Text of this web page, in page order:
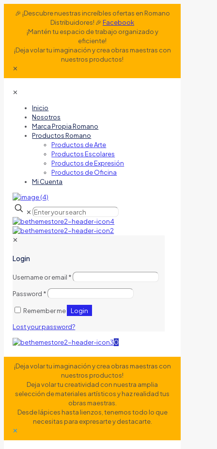
🎉 ¡Descubre nuestras increíbles ofertas en Romano
Distribuidores! 🎉Facebook
¡Mantén tu espacio de trabajo organizado y
eficiente!
¡Deja volar tu imaginación y crea obras maestras con
nuestros productos!
✕
✕
Inicio
Nosotros
Marca Propia Romano
Productos Romano
Productos de Arte
Productos Escolares
Productos de Expresión
Productos de Oficina
Mi Cuenta
✕
✕
Login
Username or email *
Password *
Remember me Login
Lost your password?
0
¡Deja volar tu imaginación y crea obras maestras con
nuestros productos!
Deja volar tu creatividad con nuestra amplia
selección de materiales artísticos y haz realidad tus
obras maestras.
Desde lápices hasta lienzos, tenemos todo lo que
necesitas para expresarte y destacarte.
✕